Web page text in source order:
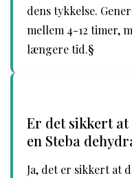
dens tykkelse.
mellem 4-12 timer,
længere tid.§
Er det sikkert
en Steba
Ja, det er sikkert at